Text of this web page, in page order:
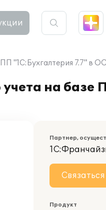
ПП "1С:Бухгалтерия 7.7" в
на
Партнер,
Связаться
Продукт